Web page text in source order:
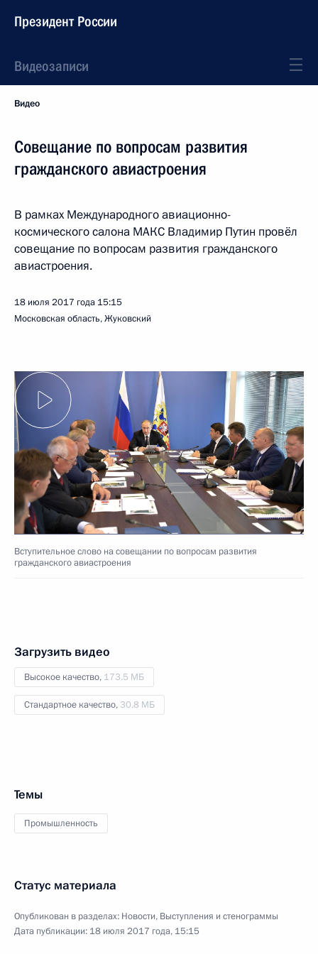
Президент России
Видеозаписи
Видео
Совещание по вопросам развития
гражданского авиастроения
В рамках Международного авиационно-
космического салона МАКС Владимир Путин провёл
совещание по вопросам развития гражданского
авиастроения.
18 июля 2017 года 15:15
Московская область, Жуковский
Вступительное слово на совещании по вопросам развития
гражданского авиастроения
Загрузить видео
Высокое качество, 173.5 МБ
Стандартное качество, 30.8 МБ
Темы
Промышленность
Статус материала
Опубликован в разделах: Новости, Выступления и стенограммы
Дата публикации: 18 июля 2017 года, 15:15